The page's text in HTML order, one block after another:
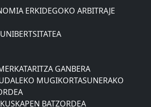
ERKIDEGOKO ARBITRAJE
GANBERA
MUGIKORTASUNERAKO
BATZORDEA